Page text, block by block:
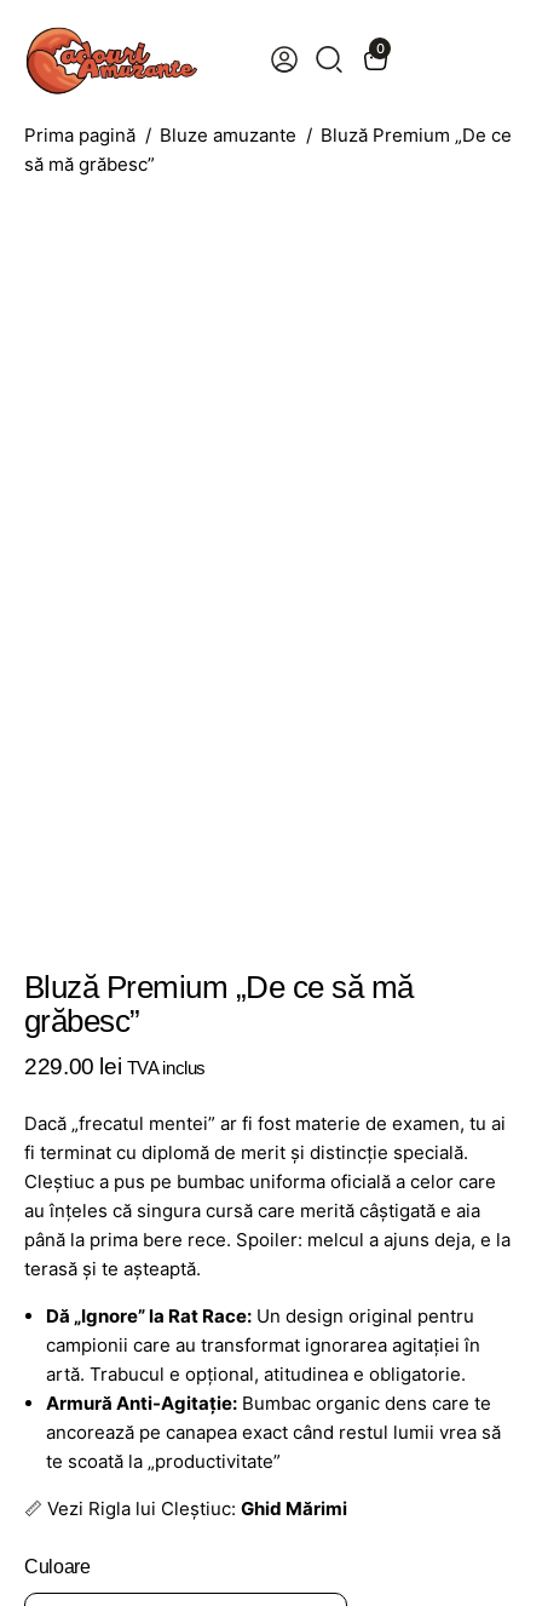
0
Prima pagină Bluze amuzante
Bluză Premium „De ce
să mă grăbesc”
Bluză Premium „De ce să mă
grăbesc”
229.00 lei TVA inclus
Dacă „frecatul mentei” ar fi fost materie de examen, tu ai
fi terminat cu diplomă de merit și distincție specială.
Cleștiuc a pus pe bumbac uniforma oficială a celor care
au înțeles că singura cursă care merită câștigată e aia
până la prima bere rece. Spoiler: melcul a ajuns deja, e la
terasă și te așteaptă.
Dă „Ignore” la Rat Race: Un design original pentru
campionii care au transformat ignorarea agitației în
artă. Trabucul e opțional, atitudinea e obligatorie.
Armură Anti-Agitație: Bumbac organic dens care te
ancorează pe canapea exact când restul lumii vrea să
te scoată la „productivitate”
📏 Vezi Rigla lui Cleștiuc: Ghid Mărimi
Culoare